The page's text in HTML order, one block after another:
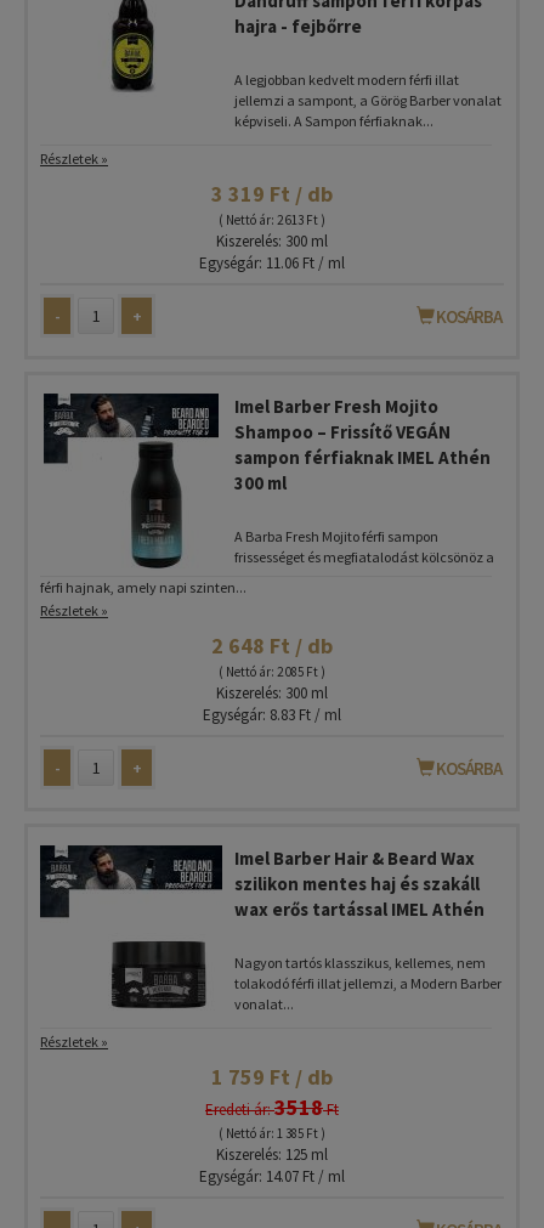
hajra - fejbőrre
A legjobban kedvelt modern férfi illat
jellemzi a sampont, a Görög Barber vonalat
képviseli. A Sampon férfiaknak...
Részletek »
3 319 Ft / db
( Nettó ár: 2 613 Ft )
Kiszerelés: 300 ml
Egységár: 11.06 Ft / ml
- + KOSÁRBA
Imel Barber Fresh Mojito
Shampoo – Frissítő VEGÁN
sampon férfiaknak IMEL Athén
300 ml
A Barba Fresh Mojito férfi sampon
frissességet és megfiatalodást kölcsönöz a
férfi hajnak, amely napi szinten...
Részletek »
2 648 Ft / db
( Nettó ár: 2 085 Ft )
Kiszerelés: 300 ml
Egységár: 8.83 Ft / ml
- + KOSÁRBA
Imel Barber Hair & Beard Wax
szilikon mentes haj és szakáll
wax erős tartással IMEL Athén
Nagyon tartós klasszikus, kellemes, nem
tolakodó férfi illat jellemzi, a Modern Barber
vonalat...
Részletek »
1 759 Ft / db
Eredeti ár:3518Ft
( Nettó ár: 1 385 Ft )
Kiszerelés: 125 ml
Egységár: 14.07 Ft / ml